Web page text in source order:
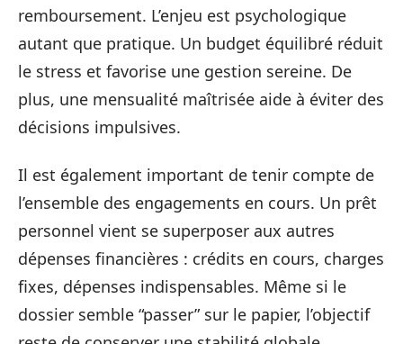
remboursement. L’enjeu est psychologique
autant que pratique. Un budget équilibré réduit
le stress et favorise une gestion sereine. De
plus, une mensualité maîtrisée aide à éviter des
décisions impulsives.
Il est également important de tenir compte de
l’ensemble des engagements en cours. Un prêt
personnel vient se superposer aux autres
dépenses financières : crédits en cours, charges
fixes, dépenses indispensables. Même si le
dossier semble “passer” sur le papier, l’objectif